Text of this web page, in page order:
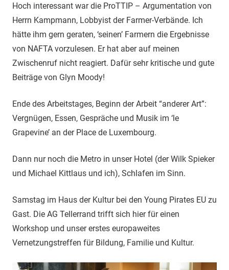
Hoch interessant war die ProTTIP – Argumentation von
Herrn Kampmann, Lobbyist der Farmer-Verbände. Ich
hätte ihm gern geraten, ‘seinen’ Farmern die Ergebnisse
von NAFTA vorzulesen. Er hat aber auf meinen
Zwischenruf nicht reagiert. Dafür sehr kritische und gute
Beiträge von Glyn Moody!
Ende des Arbeitstages, Beginn der Arbeit “anderer Art”:
Vergnügen, Essen, Gespräche und Musik im ‘le
Grapevine’ an der Place de Luxembourg.
Dann nur noch die Metro in unser Hotel (der Wilk Spieker
und Michael Kittlaus und ich), Schlafen im Sinn.
Samstag im Haus der Kultur bei den Young Pirates EU zu
Gast. Die AG Tellerrand trifft sich hier für einen
Workshop und unser erstes europaweites
Vernetzungstreffen für Bildung, Familie und Kultur.